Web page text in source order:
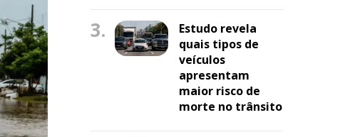
3.
Estudo revela
quais tipos de
veículos
apresentam
maior risco de
morte no trânsito